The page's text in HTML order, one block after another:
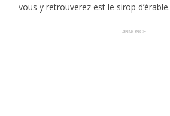
vous y retrouverez est le sirop d’érable.
ANNONCE